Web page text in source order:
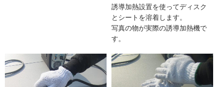
誘導加熱設置を使ってディスク
とシートを溶着します。
写真の物が実際の誘導加熱機で
す。